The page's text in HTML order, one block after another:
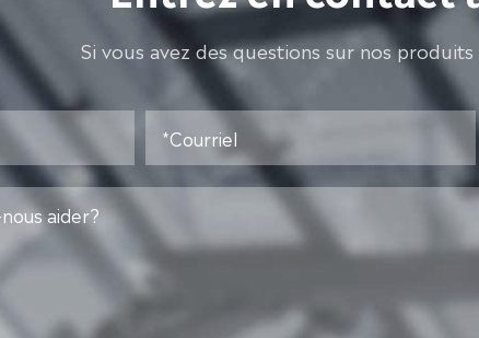
Si vous avez des questions sur nos